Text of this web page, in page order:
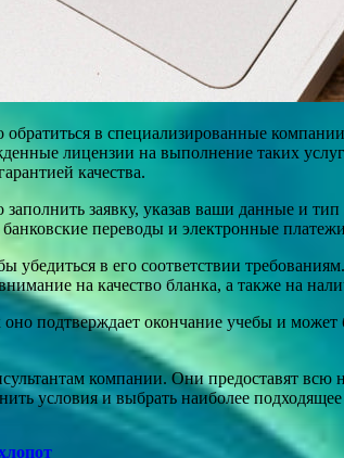
в специализированные
лицензии на выполнение таких
качества.
заявку, указав ваши данные и
переводы и электронные
в его соответствии
на качество бланка, а также на
подтверждает окончание учебы и может
компании. Они предоставят
условия и выбрать наиболее